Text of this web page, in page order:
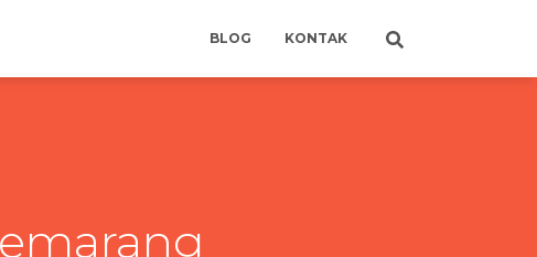
BLOG KONTAK